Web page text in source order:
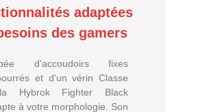
adaptées
des gamers
d'accoudoirs fixes
et d'un vérin Classe
Hybrok Fighter Black
à votre morphologie. Son